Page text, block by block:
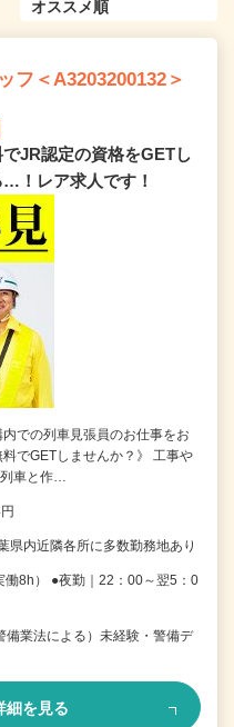
フ＜A3203200132＞
JR認定の資格をGETし
！レア求人です！
での列車見張員のお仕事をお
でGETしませんか？》 工事や
車と作…
内近隣各所に多数勤務地あり
8h） ●夜勤｜22：00～翌5：0
備業法による）未経験・警備デ
細を見る